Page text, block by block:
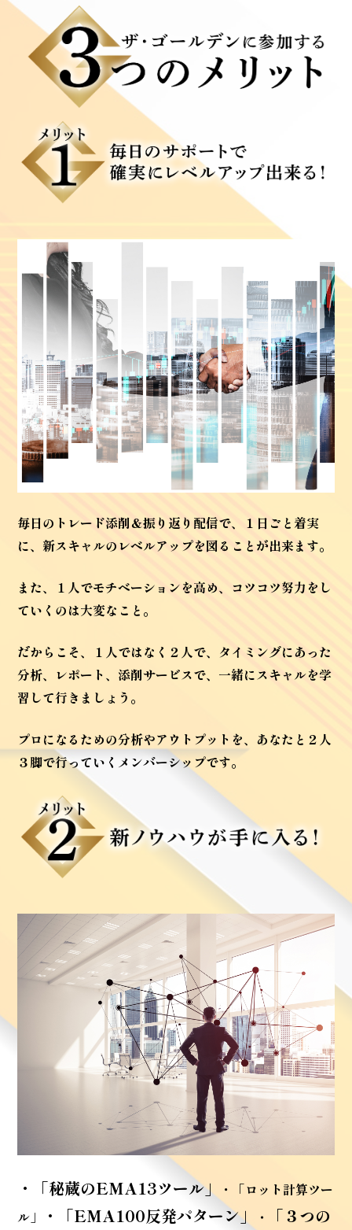
毎日のトレード添削＆振り返り配信で、１日ごと着実
に、新スキャルのレベルアップを図ることが出来ます。
また、１人でモチベーションを高め、 コツコツ努力をし
ていくのは大変なこと。
だからこそ、１人ではなく２人で、 タイミングにあった
分析、レポート、添削サービスで、 一緒にスキャルを学
習して行きましょう。
プロになるための分析やアウトプットを、 あなたと２人
３脚で行っていくメンバーシップです。
・「秘蔵のEMA13ツール」
・「ロット計算ツー
ル」
・「EMA100反発パターン」 ・
「３つの